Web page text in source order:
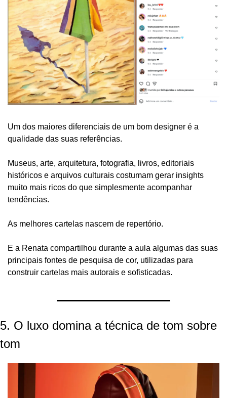
Um dos maiores diferenciais de um bom designer é a
qualidade das suas referências.
Museus, arte, arquitetura, fotografia, livros, editoriais
históricos e arquivos culturais costumam gerar insights
muito mais ricos do que simplesmente acompanhar
tendências.
As melhores cartelas nascem de repertório.
E a Renata compartilhou durante a aula algumas das suas
principais fontes de pesquisa de cor, utilizadas para
construir cartelas mais autorais e sofisticadas.
5. O luxo domina a técnica de tom sobre
tom